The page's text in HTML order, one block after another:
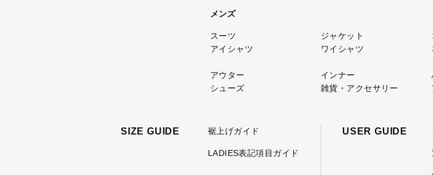
メンズ
スーツ ジャケット
アイシャツ
ワイシャツ
アウター
インナー
シューズ
雑貨・アクセサリー
SIZE GUIDE 裾上げガイド
LADIES表記項目ガイド
USER GUIDE